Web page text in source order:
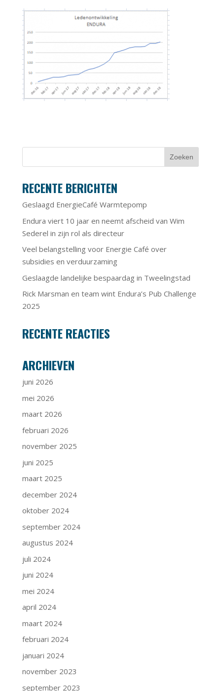
RECENTE BERICHTEN
Geslaagd EnergieCafé Warmtepomp
Endura viert 10 jaar en neemt afscheid van Wim
Sederel in zijn rol als directeur
Veel belangstelling voor Energie Café over
subsidies en verduurzaming
Geslaagde landelijke bespaardag in Tweelingstad
Rick Marsman en team wint Endura’s Pub Challenge
2025
RECENTE REACTIES
ARCHIEVEN
juni 2026
mei 2026
maart 2026
februari 2026
november 2025
juni 2025
maart 2025
december 2024
oktober 2024
september 2024
augustus 2024
juli 2024
juni 2024
mei 2024
april 2024
maart 2024
februari 2024
januari 2024
november 2023
september 2023